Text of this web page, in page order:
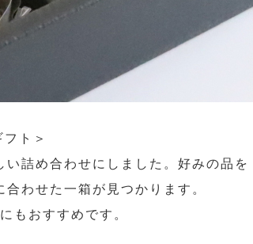
ト＞
詰め合わせにしました。好みの品を
わせた一箱が見つかります。
もおすすめです。